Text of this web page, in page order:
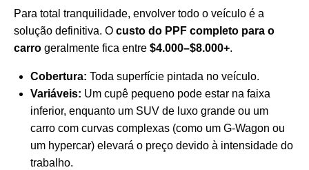
Para total tranquilidade, envolver todo o veículo é a
solução definitiva. O custo do PPF completo para o
carro geralmente fica entre $4.000–$8.000+.
Cobertura: Toda superfície pintada no veículo.
Variáveis: Um cupê pequeno pode estar na faixa
inferior, enquanto um SUV de luxo grande ou um
carro com curvas complexas (como um G-Wagon ou
um hypercar) elevará o preço devido à intensidade do
trabalho.